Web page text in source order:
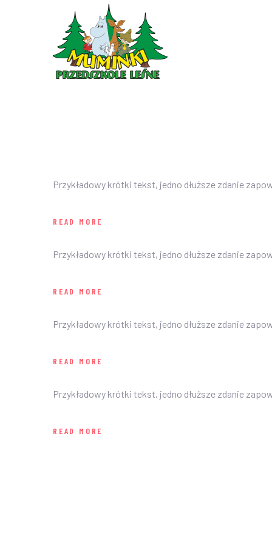
Przykładowy krótki tekst, jedno dłuższe zdanie
READ MORE
Przykładowy krótki tekst, jedno dłuższe zdanie
READ MORE
Przykładowy krótki tekst, jedno dłuższe zdanie
READ MORE
Przykładowy krótki tekst, jedno dłuższe zdanie
READ MORE